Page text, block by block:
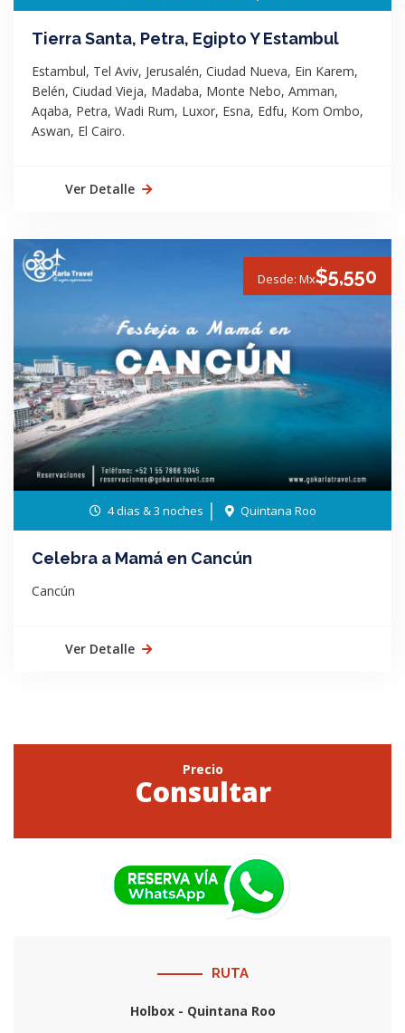
Tierra Santa, Petra, Egipto Y Estambul
Estambul, Tel Aviv, Jerusalén, Ciudad Nueva, Ein Karem,
Belén, Ciudad Vieja, Madaba, Monte Nebo, Amman,
Aqaba, Petra, Wadi Rum, Luxor, Esna, Edfu, Kom Ombo,
Aswan, El Cairo.
Ver Detalle
Desde: Mx$5,550
4 dias & 3 noches Quintana Roo
Celebra a Mamá en Cancún
Cancún
Ver Detalle
Precio
Consultar
RUTA
Holbox - Quintana Roo